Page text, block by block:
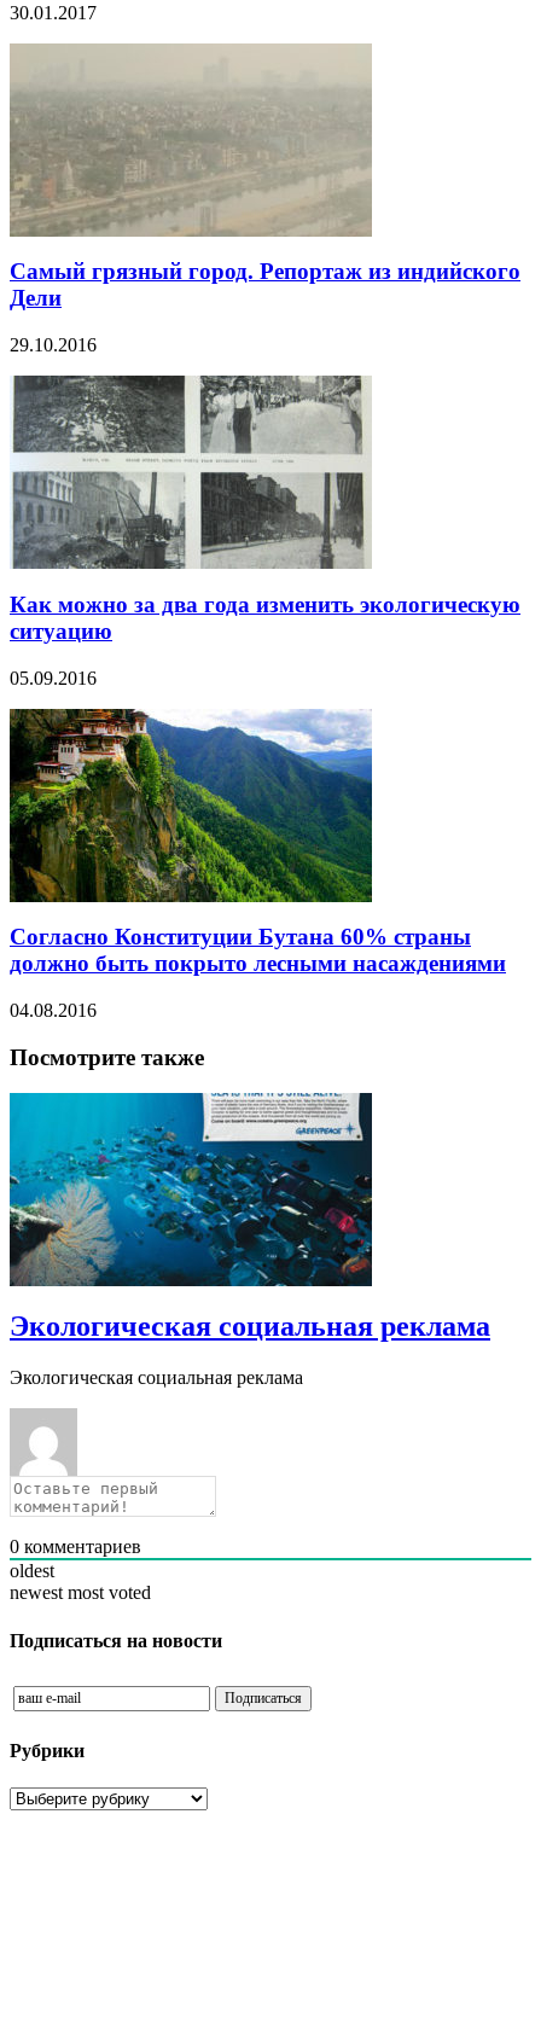
30.01.2017
Самый грязный город. Репортаж из индийского
Дели
29.10.2016
Как можно за два года изменить экологическую
ситуацию
05.09.2016
Согласно Конституции Бутана 60% страны
должно быть покрыто лесными насаждениями
04.08.2016
Посмотрите также
Экологическая социальная реклама
Экологическая социальная реклама
0 комментариев
oldest
newest most voted
Подписаться на новости
Рубрики
Рубрики